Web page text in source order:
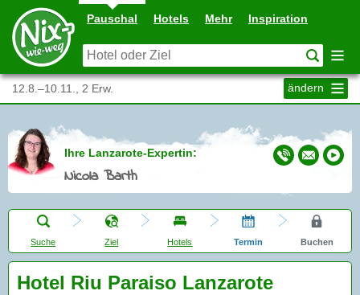
Pauschal Hotels Mehr Inspiration
12.8.–10.11., 2 Erw. ändern
Ihre Lanzarote-Expertin:
Nicola Barth
Suche Ziel Hotels Termin Buchen
Hotel Riu Paraiso Lanzarote